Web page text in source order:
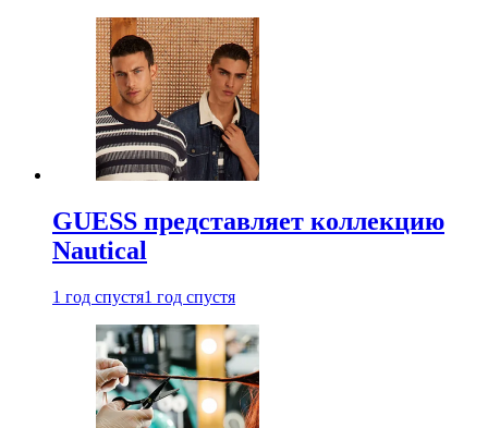
GUESS представляет коллекцию
Nautical
1 год спустя1 год спустя